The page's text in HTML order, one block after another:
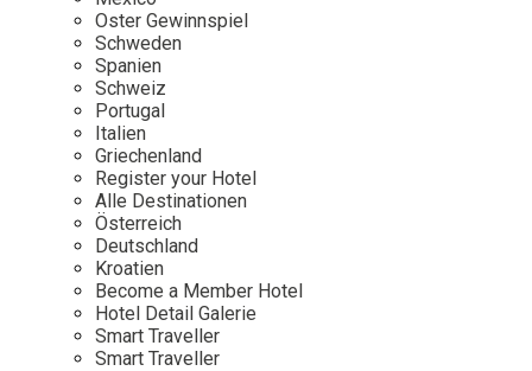
Mexico
Niederlande
Österreich
Portugal
Schweden
Spanien
Schweiz
Persönlichkeiten
Our Story
Career
Kontakt
Impressum
Oster Gewinnspiel
Schweden
Spanien
Schweiz
Portugal
Italien
Griechenland
Register your Hotel
Alle Destinationen
Österreich
Deutschland
Kroatien
Become a Member Hotel
Hotel Detail Galerie
Smart Traveller
Smart Traveller